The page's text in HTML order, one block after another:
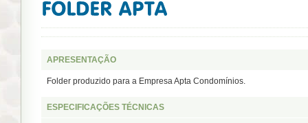
APRESENTAÇÃO
Folder produzido para a Empresa Apta Condomínios.
ESPECIFICAÇÕES TÉCNICAS